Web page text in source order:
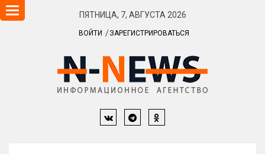
ПЯТНИЦА, 7, АВГУСТА 2026
ВОЙТИ ЗАРЕГИСТРИРОВАТЬСЯ
Навигация